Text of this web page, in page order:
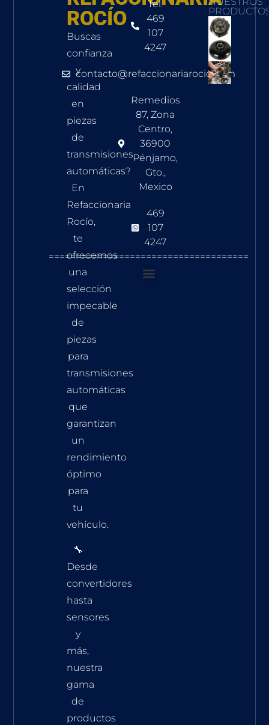
ROCÍO
Buscas
confianza
y
calidad
en
piezas
de
transmisiones
automáticas?
En
Refaccionaria
Rocío,
te
ofrecemos
una
selección
impecable
de
piezas
para
transmisiones
automáticas
que
garantizan
un
rendimiento
óptimo
para
tu
vehículo.
🔧
Desde
convertidores
hasta
sensores
y
más,
nuestra
gama
de
productos
Tel.
469
107
4247
contacto@refaccionariarocio.com
Remedios
87, Zona
Centro,
36900
Pénjamo,
Gto.,
Mexico
469
107
4247
=====================================